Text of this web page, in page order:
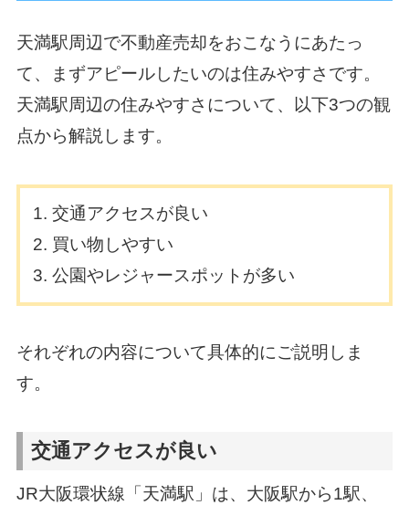
天満駅周辺で不動産売却をおこなうにあたっ
て、まずアピールしたいのは住みやすさです。
天満駅周辺の住みやすさについて、以下3つの観
点から解説します。
交通アクセスが良い
買い物しやすい
公園やレジャースポットが多い
それぞれの内容について具体的にご説明しま
す。
交通アクセスが良い
JR大阪環状線「天満駅」は、大阪駅から1駅、